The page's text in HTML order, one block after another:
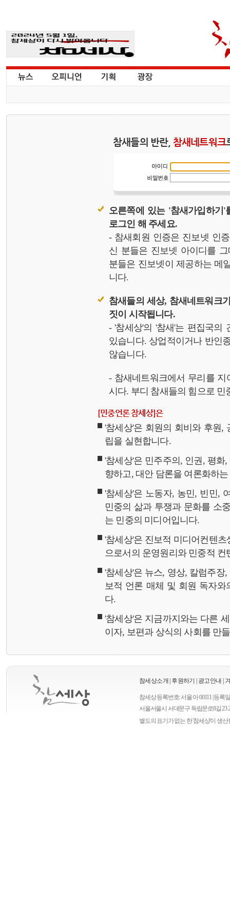
참새들의 반란, 참새네트워크
오른쪽에 있는 '참새가입하기
로그인 해 주세요.
- 참새회원 인증은 진보넷 인
신 분들은 진보넷 아이디를
분들은 진보넷이 제공하는 메
니다.
참새들의 세상, 참새네트워크
짓이 시작됩니다.
- '참세상'의 '참새'는 편집국의
있습니다. 상업적이거나 반인
않습니다.
- 참새네트워크에서 무리를
시다. 부디 참새들의 힘으로 민
[민중언론 참세상]은
'참세상'은 회원의 회비와 후원,
립을 실현합니다.
'참세상'은 민주주의, 인권, 평
향하고, 대안 담론을 여론화하
'참세상'은 노동자, 농민, 빈민,
민중의 삶과 투쟁과 문화를 소
는 민중의 미디어입니다.
'참세상'은 진보적 미디어컨텐
으로서의 운영원리와 민중적
'참세상'은 뉴스, 영상, 칼럼주
보적 언론 매체 및 회원 독자와
다.
'참세상'은 지금까지와는 다른
이자, 보편과 상식의 사회를 만
참세상소개 후원하기 광고안내
참세상 등록번호: 서울 아 00111 | 등록
서울서울시 서대문구 독립문로8길 23
별도의 표기가 없는 한 '참세상'이 생